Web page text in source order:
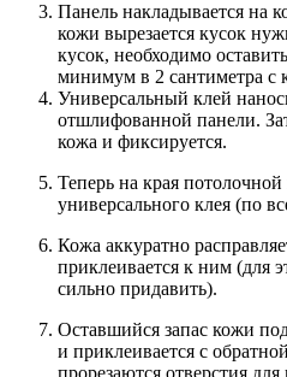
Панель накладывается на
кожи вырезается кусок
кусок, необходимо
минимум в 2 сантиметра с
Универсальный клей
отшлифованной панели.
кожа и фиксируется.
Теперь на края
универсального клея (по
Кожа аккуратно
приклеивается к ним (для
сильно придавить).
Оставшийся запас кожи
и приклеивается с